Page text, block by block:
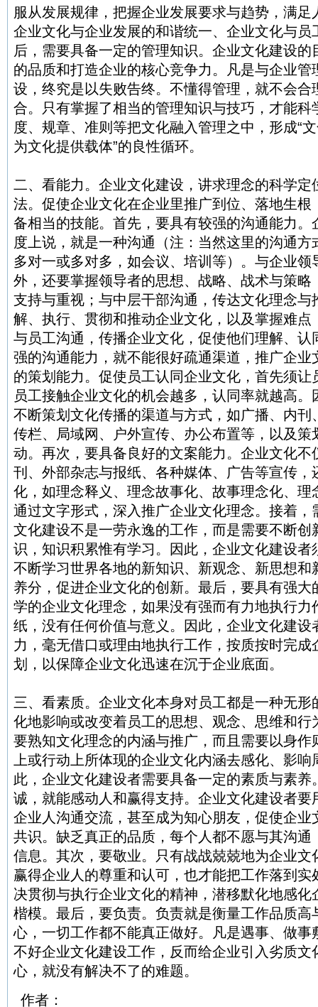
服从发展规律，把握企业发展要求与趋势，满
企业文化与企业发展的和谐统一、企业文化与员
后，需要具备一定的管理知识。企业文化建设
的品质和打造企业的核心竞争力。凡是与企业管
设，终究是以失败告终。不懂得管理，就不会合
合。只有掌握了相当的管理知识与技巧，才能科
度、规章、准则等把文化融入管理之中，形成“
为文化提供载体”的良性循环。
二、看能力。企业文化建设，讲求理念的科学定
法。促使企业文化在企业里推广到位、落地生根
备相当的技能。首先，要具有较强的沟通能力。
度上说，就是一种沟通（注：当然这里的沟通
多对一或多对多，如会议、培训等）。与企业
外，还要掌握领导者的思想、战略、战术与策略
支持与重视；与中层干部沟通，传达文化理念与
解、执行、贯彻和推动企业文化，以及掌握难点
与员工沟通，传播企业文化，促使他们理解、认
强的沟通能力，就不能很好疏通渠道，推广企业
的策划能力。促使员工认同企业文化，首先须
员工接触企业文化的机会越多，认同率就越高
不断策划文化传播的渠道与方式，如广播、内刊
传栏、局域网、户外宣传、办公布置等，以及策
动。再次，要具备良好的文案能力。企业文化不
刊、外部杂志与报纸、各种媒体、广告等宣传，
化，如理念释义、理念故事化、故事理念化、理
通过文字形式，深入推广企业文化理念。接着，
文化建设不是一劳永逸的工作，而是需要不断创
识，知识积累惟有学习。因此，企业文化建设者
不断学习世界各地的新知识、新观念、新思想和
养分，促进企业文化的创新。最后，要具有强
学的企业文化理念，如果没有强而有力地执行力
纸，没有任何价值与意义。因此，企业文化建设
力，毫无借口或理由地执行工作，按质按时完
划，以保障企业文化迅速在沉于企业底面。
三、看素质。企业文化本身对员工都是一种无
化地影响或改变着员工的思想、观念、思维和行
要熟知文化理念的内涵与推广，而且需要以身作
上或行动上所体现的企业文化内涵去感化、影
此，企业文化建设者需要具备一定的素质与素
诚，就能感动人和赢得支持。企业文化建设者要
企业人沟通交流，甚至成为知心朋友，促使企业
共识。缺乏真正的品质，每个人都不愿与其沟通
信息。其次，要敬业。只有战战兢兢地为企业文
赢得企业人的尊重和认可，也才能把工作落到
决贯彻与执行企业文化的精神，潜移默化地感
楷模。最后，要负责。负责就是衡量工作品质高
心，一切工作都不能真正做好。凡是遇事、做事
不好企业文化建设工作，反而给企业引入劣质文
心，就没有解决不了的难题。
作者：